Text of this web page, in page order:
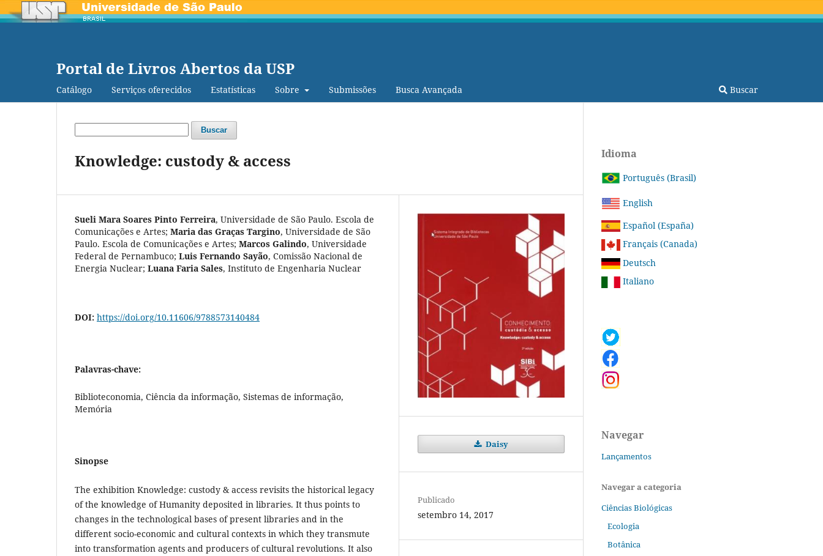
Portal de Livros Abertos da USP
Catálogo Serviços oferecidos Estatísticas Sobre Submissões Busca Avançada Buscar
Buscar
Knowledge: custody & access
Sueli Mara Soares Pinto Ferreira, Universidade de São Paulo. Escola de
Comunicações e Artes; Maria das Graças Targino, Universidade de São
Paulo. Escola de Comunicações e Artes; Marcos Galindo, Universidade
Federal de Pernambuco; Luis Fernando Sayão, Comissão Nacional de
Energia Nuclear; Luana Faria Sales, Instituto de Engenharia Nuclear
DOI: https://doi.org/10.11606/9788573140484
Palavras-chave:
Biblioteconomia, Ciência da informação, Sistemas de informação,
Memória
Sinopse
The exhibition Knowledge: custody & access revisits the historical legacy
of the knowledge of Humanity deposited in libraries. It thus points to
changes in the technological bases of present libraries and in the
different socio-economic and cultural contexts in which they transmute
into transformation agents and producers of cultural revolutions. It also
Daisy
Publicado
setembro 14, 2017
Idioma
Português (Brasil)
English
Español (España)
Français (Canada)
Deutsch
Italiano
Navegar
Lançamentos
Navegar a categoria
Ciências Biológicas
Ecologia
Botânica